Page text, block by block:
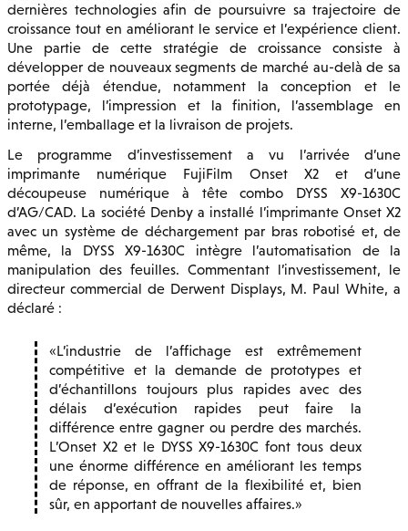
dernières technologies afin de poursuivre sa trajectoire de
croissance tout en améliorant le service et l’expérience client.
Une partie de cette stratégie de croissance consiste à
développer de nouveaux segments de marché au-delà de sa
portée déjà étendue, notamment la conception et le
prototypage, l’impression et la finition, l’assemblage en
interne, l’emballage et la livraison de projets.
Le programme d’investissement a vu l’arrivée d’une
imprimante numérique FujiFilm Onset X2 et d’une
découpeuse numérique à tête combo DYSS X9-1630C
d’AG/CAD. La société Denby a installé l’imprimante Onset X2
avec un système de déchargement par bras robotisé et, de
même, la DYSS X9-1630C intègre l’automatisation de la
manipulation des feuilles. Commentant l’investissement, le
directeur commercial de Derwent Displays, M. Paul White, a
déclaré :
L’industrie de l’affichage est extrêmement
compétitive et la demande de prototypes et
d’échantillons toujours plus rapides avec des
délais d’exécution rapides peut faire la
différence entre gagner ou perdre des marchés.
L’Onset X2 et le DYSS X9-1630C font tous deux
une énorme différence en améliorant les temps
de réponse, en offrant de la flexibilité et, bien
sûr, en apportant de nouvelles affaires.